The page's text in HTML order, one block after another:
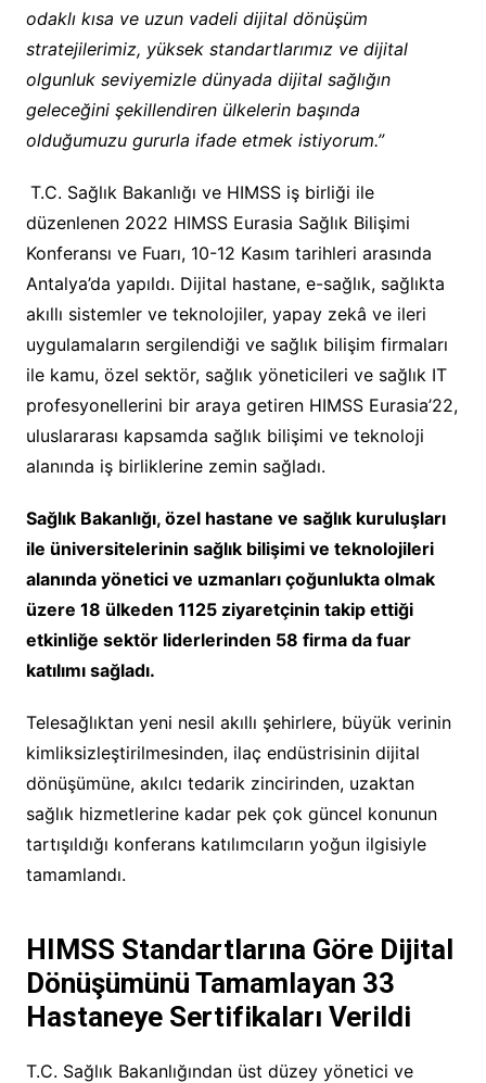
odaklı kısa ve uzun vadeli dijital dönüşüm
stratejilerimiz, yüksek standartlarımız ve dijital
olgunluk seviyemizle dünyada dijital sağlığın
geleceğini şekillendiren ülkelerin başında
olduğumuzu gururla ifade etmek istiyorum.”
T.C. Sağlık Bakanlığı ve HIMSS iş birliği ile
düzenlenen 2022 HIMSS Eurasia Sağlık Bilişimi
Konferansı ve Fuarı, 10-12 Kasım tarihleri arasında
Antalya’da yapıldı. Dijital hastane, e-sağlık, sağlıkta
akıllı sistemler ve teknolojiler, yapay zekâ ve ileri
uygulamaların sergilendiği ve sağlık bilişim firmaları
ile kamu, özel sektör, sağlık yöneticileri ve sağlık IT
profesyonellerini bir araya getiren HIMSS Eurasia’22,
uluslararası kapsamda sağlık bilişimi ve teknoloji
alanında iş birliklerine zemin sağladı.
Sağlık Bakanlığı, özel hastane ve sağlık kuruluşları
ile üniversitelerinin sağlık bilişimi ve teknolojileri
alanındayönetici ve uzmanları çoğunlukta olmak
üzere 18 ülkeden 1125 ziyaretçinin takip ettiği
etkinliğe sektör liderlerinden 58 firma da fuar
katılımı sağladı.
Telesağlıktan yeni nesil akıllı şehirlere, büyük verinin
kimliksizleştirilmesinden, ilaç endüstrisinin dijital
dönüşümüne, akılcı tedarik zincirinden, uzaktan
sağlık hizmetlerine kadar pek çok güncel konunun
tartışıldığı konferans katılımcıların yoğun ilgisiyle
tamamlandı.
HIMSS Standartlarına Göre Dijital
Dönüşümünü Tamamlayan 33
Hastaneye Sertifikaları Verildi
T.C. Sağlık Bakanlığından üst düzey yönetici ve